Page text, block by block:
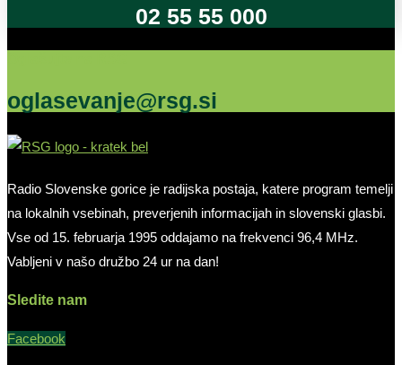
02 55 55 000
oglasevanje@rsg.si
Radio Slovenske gorice je radijska postaja, katere program temelji
na lokalnih vsebinah, preverjenih informacijah in slovenski glasbi.
Vse od 15. februarja 1995 oddajamo na frekvenci 96,4 MHz.
Vabljeni v našo družbo 24 ur na dan!
Sledite nam
Facebook